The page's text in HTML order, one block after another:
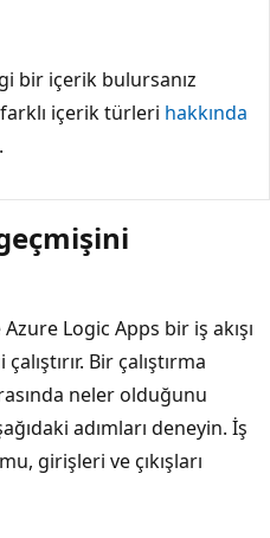
bir içerik bulursanız
içerik türleri hakkında
Logic Apps bir iş akışı
Bir çalıştırma
neler olduğunu
adımları deneyin. İş
girişleri ve çıkışları